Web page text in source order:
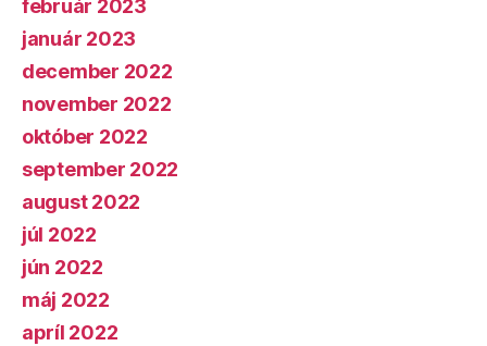
február 2023
január 2023
december 2022
november 2022
október 2022
september 2022
august 2022
júl 2022
jún 2022
máj 2022
apríl 2022